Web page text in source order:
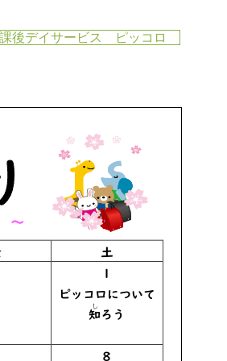
後デイサービス ピッコロ